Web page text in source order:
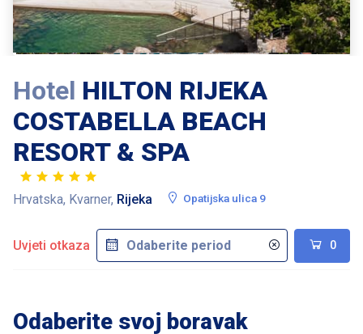
Hotel HILTON RIJEKA
COSTABELLA BEACH
RESORT & SPA
Hrvatska, Kvarner, Rijeka Opatijska ulica 9
Uvjeti otkaza 0
Odaberite svoj boravak